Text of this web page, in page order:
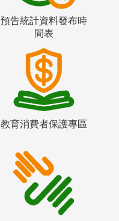
預告統計資料發布時
間表
教育消費者保護專區